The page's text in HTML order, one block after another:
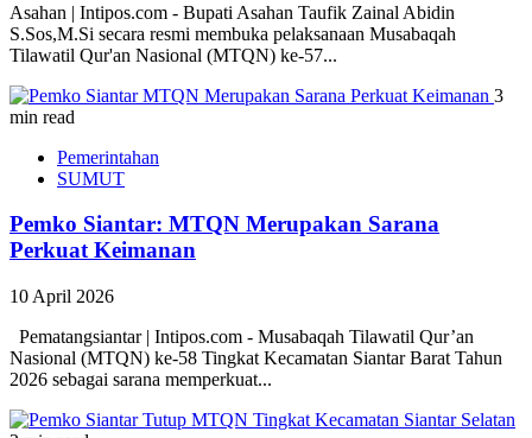
Asahan | Intipos.com - Bupati Asahan Taufik Zainal Abidin
S.Sos,M.Si secara resmi membuka pelaksanaan Musabaqah
Tilawatil Qur'an Nasional (MTQN) ke-57...
3
min read
Pemerintahan
SUMUT
Pemko Siantar: MTQN Merupakan Sarana
Perkuat Keimanan
10 April 2026
Pematangsiantar | Intipos.com - Musabaqah Tilawatil Qur’an
Nasional (MTQN) ke-58 Tingkat Kecamatan Siantar Barat Tahun
2026 sebagai sarana memperkuat...